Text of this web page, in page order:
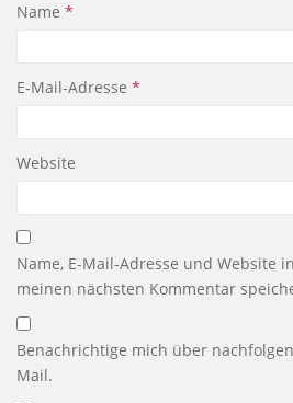
Name *
E-Mail-Adresse *
Website
Name, E-Mail-Adresse und Website
meinen nächsten Kommentar
Benachrichtige mich über
Mail.